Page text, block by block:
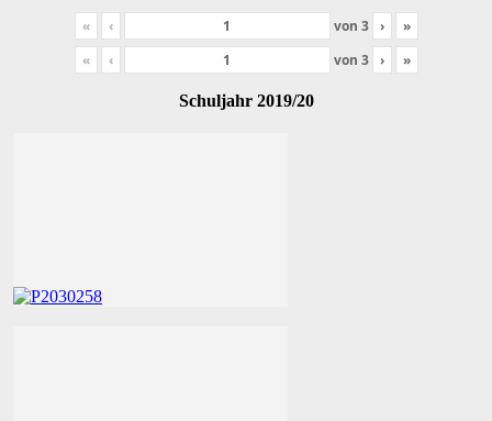
« ‹ von 3 ›
»
«
‹ von 3 › »
Schuljahr 2019/20